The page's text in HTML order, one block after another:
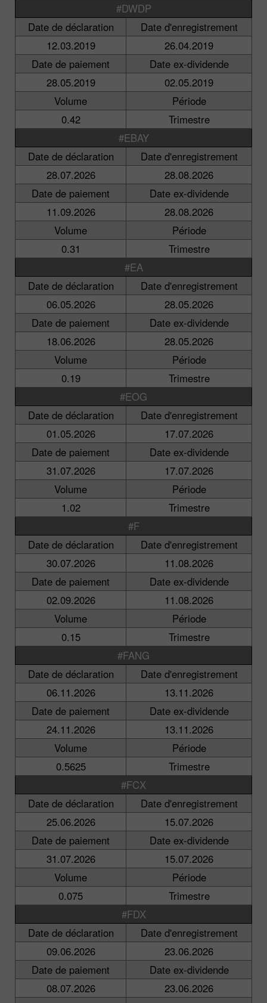
#DWDP
Date de déclaration
Date d'enregistrement
12.03.2019
26.04.2019
Date de paiement
Date ex-dividende
28.05.2019
02.05.2019
Volume
Période
0.42
Trimestre
#EBAY
Date de déclaration
Date d'enregistrement
28.07.2026
28.08.2026
Date de paiement
Date ex-dividende
11.09.2026
28.08.2026
Volume
Période
0.31
Trimestre
#EA
Date de déclaration
Date d'enregistrement
06.05.2026
28.05.2026
Date de paiement
Date ex-dividende
18.06.2026
28.05.2026
Volume
Période
0.19
Trimestre
#EOG
Date de déclaration
Date d'enregistrement
01.05.2026
17.07.2026
Date de paiement
Date ex-dividende
31.07.2026
17.07.2026
Volume
Période
1.02
Trimestre
#F
Date de déclaration
Date d'enregistrement
30.07.2026
11.08.2026
Date de paiement
Date ex-dividende
02.09.2026
11.08.2026
Volume
Période
0.15
Trimestre
#FANG
Date de déclaration
Date d'enregistrement
06.11.2026
13.11.2026
Date de paiement
Date ex-dividende
24.11.2026
13.11.2026
Volume
Période
0.5625
Trimestre
#FCX
Date de déclaration
Date d'enregistrement
25.06.2026
15.07.2026
Date de paiement
Date ex-dividende
31.07.2026
15.07.2026
Volume
Période
0.075
Trimestre
#FDX
Date de déclaration
Date d'enregistrement
09.06.2026
23.06.2026
Date de paiement
Date ex-dividende
08.07.2026
23.06.2026